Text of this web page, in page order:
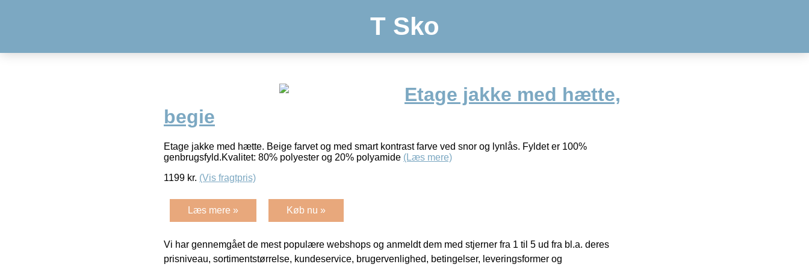
T Sko
Etage jakke med hætte,
begie
Etage jakke med hætte. Beige farvet og med smart kontrast farve ved snor og lynlås. Fyldet er 100%
genbrugsfyld.Kvalitet: 80% polyester og 20% polyamide (Læs mere)
1199 kr. (Vis fragtpris)
Læs mere » Køb nu »
Vi har gennemgået de mest populære webshops og anmeldt dem med stjerner fra 1 til 5 ud fra bl.a. deres
prisniveau, sortimentstørrelse, kundeservice, brugervenlighed, betingelser, leveringsformer og